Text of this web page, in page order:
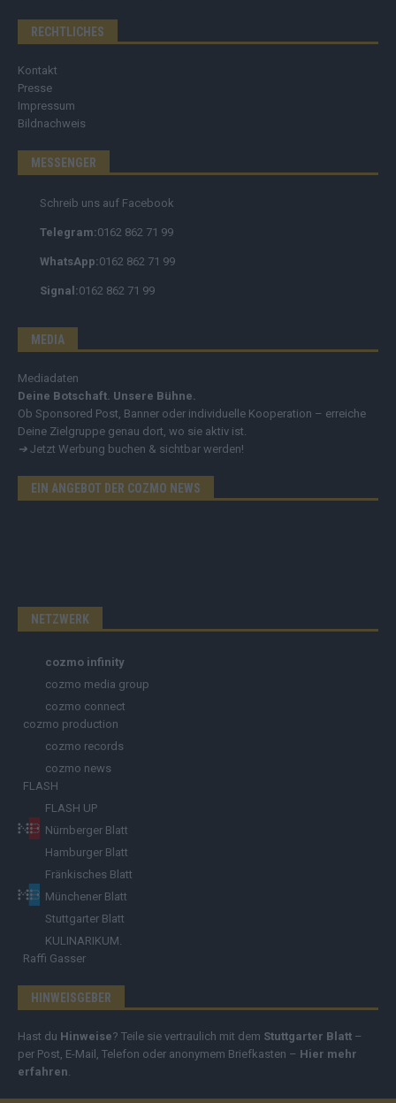
RECHTLICHES
Kontakt
Presse
Impressum
Bildnachweis
MESSENGER
Schreib uns auf Facebook
Telegram:0162 862 71 99
WhatsApp:0162 862 71 99
Signal:0162 862 71 99
MEDIA
Mediadaten
Deine Botschaft. Unsere Bühne.
Ob Sponsored Post, Banner oder individuelle Kooperation – erreiche
Deine Zielgruppe genau dort, wo sie aktiv ist.
➔ Jetzt Werbung buchen & sichtbar werden!
EIN ANGEBOT DER COZMO NEWS
NETZWERK
cozmo infinity
cozmo media group
cozmo connect
cozmo production
cozmo records
cozmo news
FLASH
FLASH UP
Nürnberger Blatt
Hamburger Blatt
Fränkisches Blatt
Münchener Blatt
Stuttgarter Blatt
KULINARIKUM.
Raffi Gasser
HINWEISGEBER
Hast du Hinweise? Teile sie vertraulich mit dem Stuttgarter Blatt –
per Post, E-Mail, Telefon oder anonymem Briefkasten – Hier mehr
erfahren